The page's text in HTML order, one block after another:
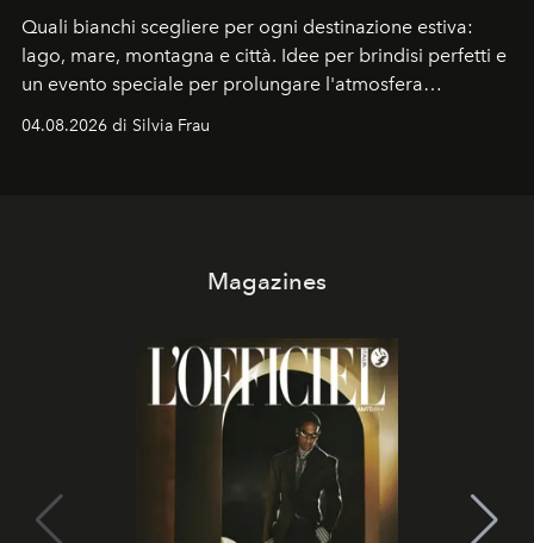
Quali bianchi scegliere per ogni destinazione estiva:
lago, mare, montagna e città. Idee per brindisi perfetti e
un evento speciale per prolungare l'atmosfera
04.08.2026 di Silvia Frau
Magazines